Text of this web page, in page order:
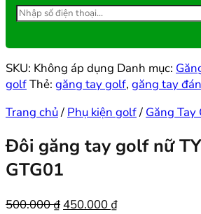
SKU: Không áp dụng Danh mục:
golfThẻ: găng tay golf, găng tay
Trang chủ/ Phụ kiện golf/ Găng Tay
Đôi găng tay golf nữ
GTG01
500.000₫ Giá
450.000 ₫Giá